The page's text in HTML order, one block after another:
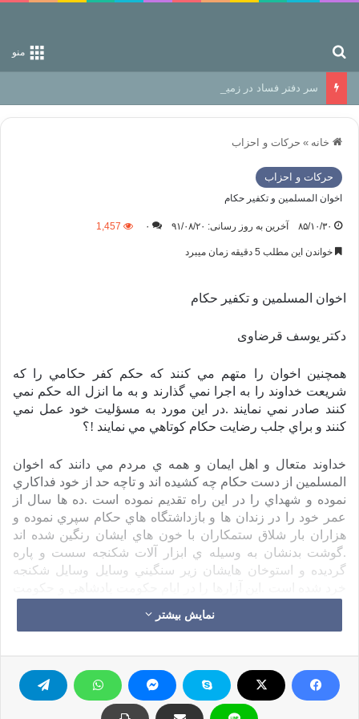
منو
سر دفتر فساد در زمین‌، دوری وکناره‌گیری از راه خداست‌!
خانه » حركات و احزاب
حركات و احزاب
اخوان المسلمين و تكفير حكام
۸۵/۱۰/۳۰ آخرین به روز رسانی: ۹۱/۰۸/۲۰ ۰ 1,457
خواندن این مطلب 5 دقیقه زمان میبرد
اخوان المسلمين و تكفير حكام
دکتر یوسف قرضاوی
همچنين اخوان را متهم مي كنند كه حكم كفر حكامي را كه
شريعت خداوند را به اجرا نمي گذارند و به ما انزل اله حكم نمي
كنند صادر نمي نمايند .در اين مورد به مسؤليت خود عمل نمي
كنند و براي جلب رضايت حكام كوتاهي مي نمايند !؟
خداوند متعال و اهل ايمان و همه ي مردم مي دانند كه اخوان
المسلمين از دست حكام چه كشيده اند و تاچه حد از خود فداكاري
نموده و شهداي را در اين راه تقديم نموده است .ده ها سال از
عمر خود را در زندان ها و بازداشتگاه هاي حكام سپري نموده و
هزاران بار شلاق ستمكاران با خون هاي ايشان رنگين شده اند
.گوشت بدنشان به وسيله ي ابزار آلات شكنجه سست و پاره
گرديده و استوخان هايشان زير سنگيني وسايل وسايل شكنجه
اما اخوان در مورد قضاوت در مورد حكام داراي معيار هاي هستند
كه بر اساس آنها در برابرشان موضع گيري مي نمايند و خود را به
مراعات آن اصول پايبند مي شمارند .آن معيارها را به سبب
ستمگري حكام و زير پا نهادن حرمت و ريخته شدن خون و غصب
نمایش بیشتر